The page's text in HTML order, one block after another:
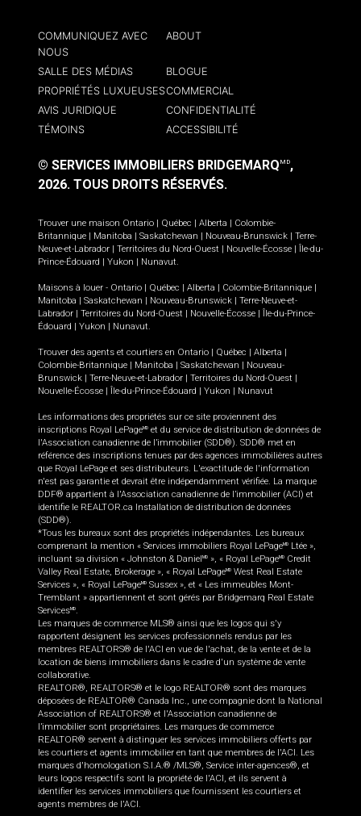
COMMUNIQUEZ AVEC
NOUS
ABOUT
SALLE DES MÉDIAS
BLOGUE
PROPRIÉTÉS LUXUEUSESCOMMERCIAL
AVIS JURIDIQUE
CONFIDENTIALITÉ
TÉMOINS
ACCESSIBILITÉ
© SERVICES IMMOBILIERS BRIDGEMARQ MD,
2026. TOUS DROITS RÉSERVÉS.
Trouver une maison Ontario Québec Alberta
Colombie-
Britannique
Manitoba Saskatchewan Nouveau-Brunswick
Terre-
Neuve-et-Labrador
Territoires du Nord-Ouest Nouvelle-Écosse
Île-du-
Prince-Édouard
Yukon Nunavut.
Maisons à louer - Ontario Québec Alberta Colombie-Britannique
Manitoba
Saskatchewan Nouveau-Brunswick
Terre-Neuve-et-
Labrador
Territoires du Nord-Ouest Nouvelle-Écosse
Île-du-Prince-
Édouard
Yukon Nunavut.
Trouver des agents et courtiers en Ontario Québec Alberta
Colombie-Britannique
Manitoba Saskatchewan
Nouveau-
Brunswick
Terre-Neuve-et-Labrador Territoires du Nord-Ouest
Nouvelle-Écosse
Île-du-Prince-Édouard Yukon Nunavut
Les informations des propriétés sur ce site proviennent des
inscriptions Royal LePageMD et du service de distribution de données de
l'Association canadienne de l’immobilier (SDD®). SDD® met en
référence des inscriptions tenues par des agences immobilières autres
que Royal LePage et ses distributeurs. L'exactitude de l'information
n'est pas garantie et devrait être indépendamment vérifiée. La marque
DDF® appartient à l'Association canadienne de l’immobilier (ACI) et
identifie le REALTOR.ca Installation de distribution de données
(SDD®).
*Tous les bureaux sont des propriétés indépendantes. Les bureaux
comprenant la mention « Services immobiliers Royal LePageMD
Ltée »,
incluant sa division « Johnston & Daniel MD », « Royal LePageMD
Credit
Valley Real Estate, Brokerage », « Royal LePageMD West Real Estate
Services », « Royal LePageMD Sussex », et « Les immeubles Mont-
Tremblant » appartiennent et sont gérés par Bridgemarq Real Estate
ServicesMD.
Les marques de commerce MLS® ainsi que les logos qui s'y
rapportent désignent les services professionnels rendus par les
membres REALTORS® de l'ACI en vue de l'achat, de la vente et de la
location de biens immobiliers dans le cadre d'un système de vente
collaborative.
REALTOR®, REALTORS® et le logo REALTOR® sont des marques
déposées de REALTOR® Canada Inc., une compagnie dont la National
Association of REALTORS® et l'Association canadienne de
l’immobilier sont propriétaires. Les marques de commerce
REALTOR® servent à distinguer les services immobiliers offerts par
les courtiers et agents immobilier en tant que membres de l'ACI. Les
marques d'homologation S.I.A.® /MLS®, Service inter-agences®, et
leurs logos respectifs sont la propriété de l'ACI, et ils servent à
identifier les services immobiliers que fournissent les courtiers et
agents membres de l'ACI.